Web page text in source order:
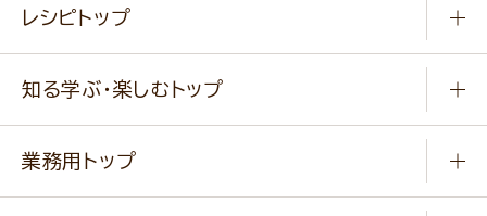
健康食品・他
新商品・リニューアル商品
通販サイト一覧
レシピトップ
作り方動画
知る学ぶ・楽しむトップ
業務用トップ